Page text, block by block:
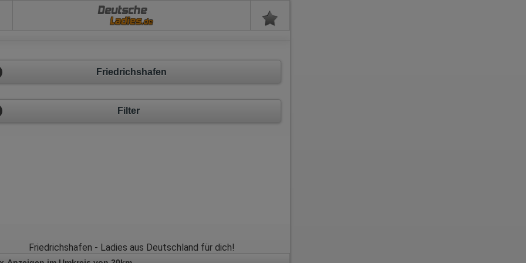
Deutsche
Friedrichshafen
Filter
Friedrichshafen - Ladies aus Deutschland für dich!